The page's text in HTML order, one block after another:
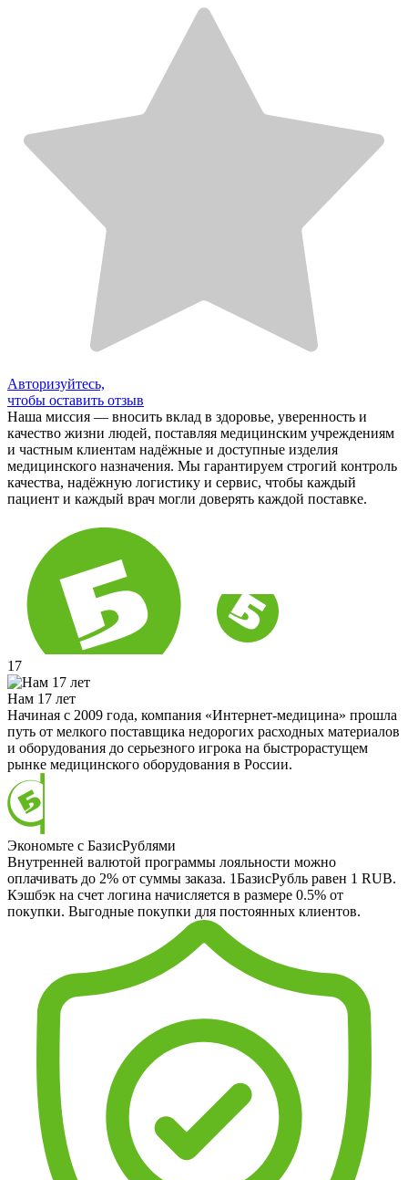
Авторизуйтесь,
чтобы оставить отзыв
Наша миссия — вносить вклад в здоровье, уверенность и
качество жизни людей, поставляя медицинским учреждениям
и частным клиентам надёжные и доступные изделия
медицинского назначения. Мы гарантируем строгий контроль
качества, надёжную логистику и сервис, чтобы каждый
пациент и каждый врач могли доверять каждой поставке.
17
Нам 17 лет
Начиная с 2009 года, компания «Интернет-медицина» прошла
путь от мелкого поставщика недорогих расходных материалов
и оборудования до серьезного игрока на быстрорастущем
рынке медицинского оборудования в России.
Экономьте с БазисРублями
Внутренней валютой программы лояльности можно
оплачивать до 2% от суммы заказа. 1БазисРубль равен 1 RUB.
Кэшбэк на счет логина начисляется в размере 0.5% от
покупки. Выгодные покупки для постоянных клиентов.